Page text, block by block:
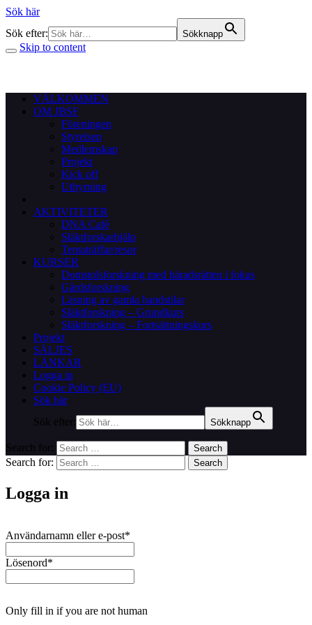
Sök här
Sök efter:
Sökknapp
Skip to content
VÄLKOMMEN
OM JBSF
Föreningen
Styrelsen
Medlemskap
Projekt
Kick off
Uthyrning
AKTIVITETER
DNA Café
Släktforskarhjälp
Tematräffar/resor
KURSER
Domstolsforskning med häradsrätten i fokus
Gårdsforskning
Läsning av gamla handstilar
Släktforskning – Grundkurs
Släktforskning – Fortsättningskurs
Projekt
SÄLJES
LÄNKAR
Logga in
Cookie Policy (EU)
Sök här
Sök efter:
Sökknapp
Search for: Search
Search for: Search
Logga in
Användarnamn eller e-post*
Lösenord*
Only fill in if you are not human